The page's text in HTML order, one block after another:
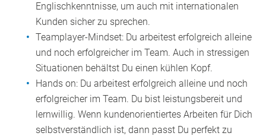
Englischkenntnisse, um auch mit internationalen
Kunden sicher zu sprechen.
Teamplayer-Mindset: Du arbeitest erfolgreich alleine
und noch erfolgreicher im Team. Auch in stressigen
Situationen behältst Du einen kühlen Kopf.
Hands on: Du arbeitest erfolgreich alleine und noch
erfolgreicher im Team. Du bist leistungsbereit und
lernwillig. Wenn kundenorientiertes Arbeiten für Dich
selbstverständlich ist, dann passt Du perfekt zu